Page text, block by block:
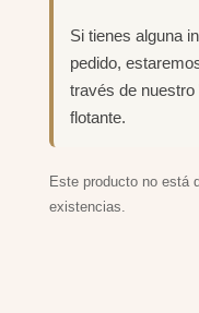
Si tienes alguna
pedido,
través de nuestro
flotante.
Este producto no está disponible porque no quedan
existencias.